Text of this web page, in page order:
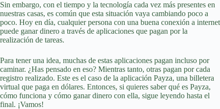
Sin embargo, con el tiempo y la tecnología cada vez más presentes en
nuestras casas, es común que esta situación vaya cambiando poco a
poco. Hoy en día, cualquier persona con una buena conexión a internet
puede ganar dinero a través de aplicaciones que pagan por la
realización de tareas.
Para tener una idea, muchas de estas aplicaciones pagan incluso por
caminar. ¿Has pensado en eso? Mientras tanto, otras pagan por cada
registro realizado. Este es el caso de la aplicación Payza, una billetera
virtual que paga en dólares. Entonces, si quieres saber qué es Payza,
cómo funciona y cómo ganar dinero con ella, sigue leyendo hasta el
final. ¡Vamos!